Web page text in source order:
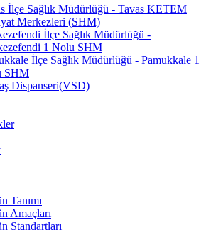
İlçe Sağlık Müdürlüğü - Tavas KETEM
Merkezleri (SHM)
İlçe Sağlık Müdürlüğü -
1 Nolu SHM
İlçe Sağlık Müdürlüğü - Pamukkale 1
SHM
Dispanseri(VSD)
Tanımı
Amaçları
Standartları